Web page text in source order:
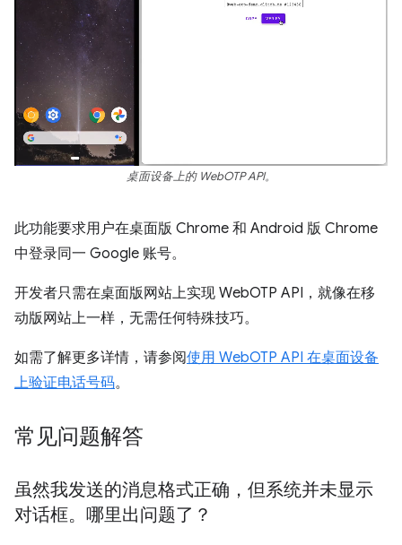
桌面设备上的 WebOTP API。
此功能要求用户在桌面版 Chrome 和 Android 版 Chrome
中登录同一 Google 账号。
开发者只需在桌面版网站上实现 WebOTP API，就像在移
动版网站上一样，无需任何特殊技巧。
如需了解更多详情，请参阅使用 WebOTP API 在桌面设备
上验证电话号码。
常见问题解答
虽然我发送的消息格式正确，但系统并未显示
对话框。哪里出问题了？